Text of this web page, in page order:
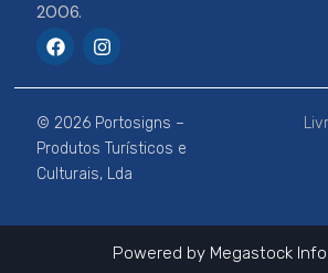
2006.
F
a
e
b
o
o
k
I
n
t
a
g
r
a
m
© 2026 Portosigns –
Produtos Turísticos e
Culturais, Lda
Powered by Megastock